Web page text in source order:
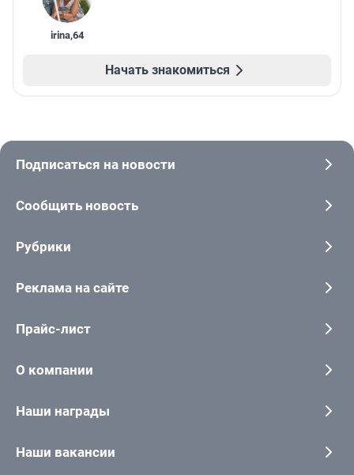
irina,64
Начать знакомиться
Подписаться на новости
Сообщить новость
Рубрики
Реклама на сайте
Прайс-лист
О компании
Наши награды
Наши вакансии